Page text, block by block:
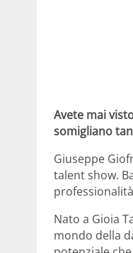
Avete mai
somigliano
Giuseppe
talent show.
Nato a Gioia
mondo della